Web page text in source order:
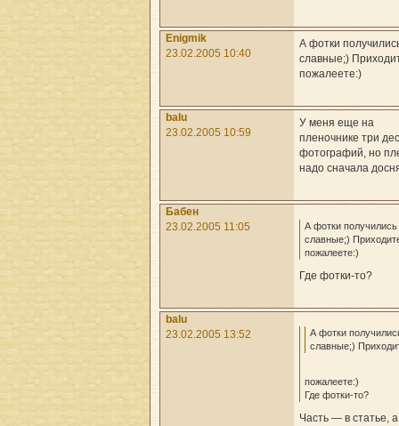
Enigmik
23.02.2005 10:40
А фотки
славные;)
пожалеете:)
balu
23.02.2005 10:59
У меня еще на
пленочнике три
фотографий, но
надо сначала
Бабен
23.02.2005 11:05
А фотки получились
славные;)
пожалеете:)
Где фотки-то?
balu
23.02.2005 13:52
А фотки
славные;)
пожалеете:)
Где фотки-то?
Часть — в статье, а